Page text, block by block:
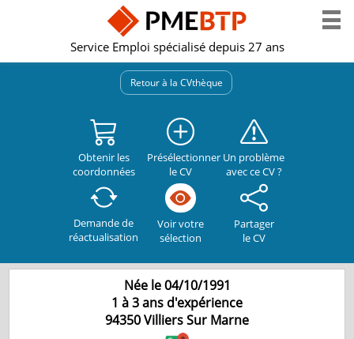
Service Emploi spécialisé depuis 27 ans
Retour à la CVthèque
Obtenir les
coordonnées
Présélectionner
le CV
Un problème
avec ce CV ?
Demande de
réactualisation
Voir votre
sélection
Partager
le CV
Née le 04/10/1991
1 à 3 ans d'expérience
94350Villiers Sur Marne